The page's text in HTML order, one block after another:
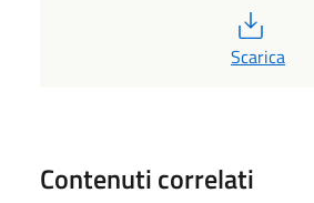
PDF
Scarica
Contenuti correlati